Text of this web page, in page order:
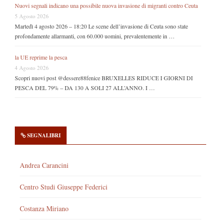
Nuovi segnali indicano una possibile nuova invasione di migranti contro Ceuta
5 Agosto 2026
Martedì 4 agosto 2026 – 18:20 Le scene dell’invasione di Ceuta sono state
profondamente allarmanti, con 60.000 uomini, prevalentemente in …
la UE reprime la pesca
4 Agosto 2026
Scopri nuovi post @dessere88fenice BRUXELLES RIDUCE I GIORNI DI
PESCA DEL 79% – DA 130 A SOLI 27 ALL’ANNO. I …
SEGNALIBRI
Andrea Carancini
Centro Studi Giuseppe Federici
Costanza Miriano